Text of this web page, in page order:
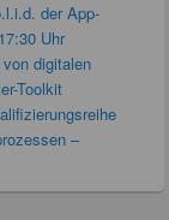
der App-
Uhr
digitalen
Toolkit
–